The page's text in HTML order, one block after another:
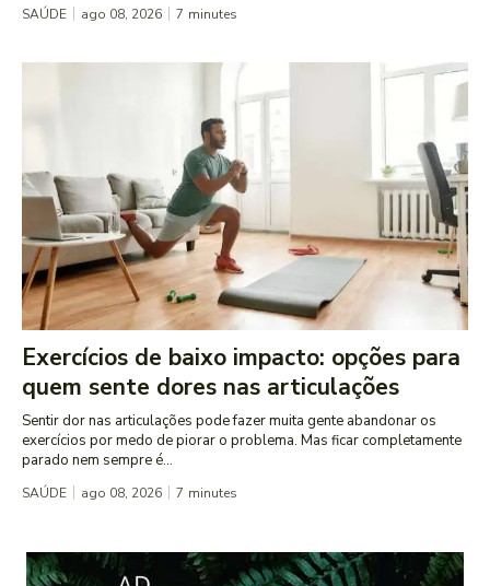
SAÚDE ago 08, 2026 7 minutes
Exercícios de baixo impacto: opções para
quem sente dores nas articulações
Sentir dor nas articulações pode fazer muita gente abandonar os
exercícios por medo de piorar o problema. Mas ficar completamente
parado nem sempre é...
SAÚDE ago 08, 2026 7 minutes